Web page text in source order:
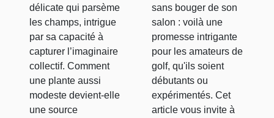
olfactive ?
délicate qui parsème
les champs, intrigue
par sa capacité à
capturer l’imaginaire
collectif. Comment
une plante aussi
modeste devient-elle
une source
salon
sans bouger de son
salon : voilà une
promesse intrigante
pour les amateurs de
golf, qu'ils soient
débutants ou
expérimentés. Cet
article vous invite à